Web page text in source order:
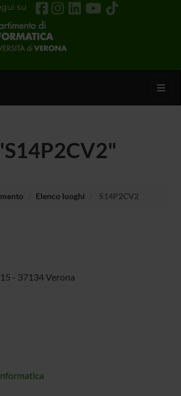
su
Elenco luoghi S14P2CV2
- 37134 Verona